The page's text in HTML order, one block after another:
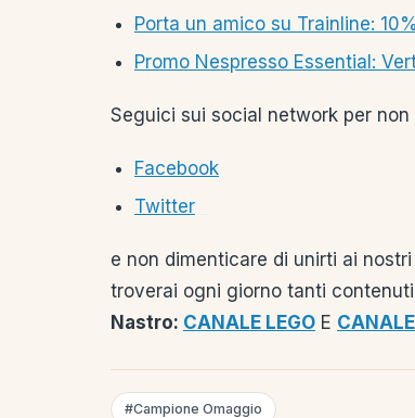
Porta un amico su Trainline:
Promo Nespresso Essential:
Seguici sui social network per
Facebook
Twitter
e non dimenticare di unirti ai
troverai ogni giorno tanti contenuti
Nastro: CANALE LEGO E
#Campione Omaggio